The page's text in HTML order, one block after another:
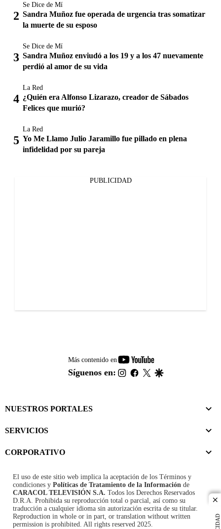
Se Dice de Mí
Sandra Muñoz fue operada de urgencia tras somatizar
la muerte de su esposo
Se Dice de Mí
Sandra Muñoz enviudó a los 19 y a los 47 nuevamente
perdió al amor de su vida
La Red
¿Quién era Alfonso Lizarazo, creador de Sábados
Felices que murió?
La Red
Yo Me Llamo Julio Jaramillo fue pillado en plena
infidelidad por su pareja
PUBLICIDAD
Más contenido en
youtube-
footer
Síguenos en: instagram
facebook
twitter
NUESTROS PORTALES
SERVICIOS
CORPORATIVO
El uso de este sitio web implica la aceptación de los Términos y
condiciones y Políticas de Tratamiento de la Información de
CARACOL TELEVISIÓN S.A. Todos los Derechos Reservados
D.R.A. Prohibida su reproducción total o parcial, así como su
traducción a cualquier idioma sin autorización escrita de su titular.
Reproduction in whole or in part, or translation without written
permission is prohibited. All rights reserved 2025.